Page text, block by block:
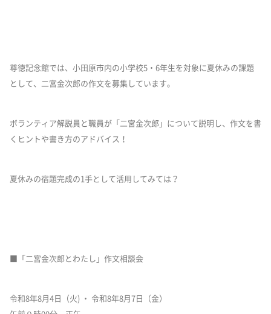
尊徳記念館では、小田原市内の小学校5・6年生を対象に夏休みの課題
として、二宮金次郎の作文を募集しています。
ボランティア解説員と職員が「二宮金次郎」について説明し、作文を書
くヒントや書き方のアドバイス！
夏休みの宿題完成の1手として活用してみては？
■「二宮金次郎とわたし」作文相談会
令和8年8月4日（火) ・ 令和8年8月7日（金）